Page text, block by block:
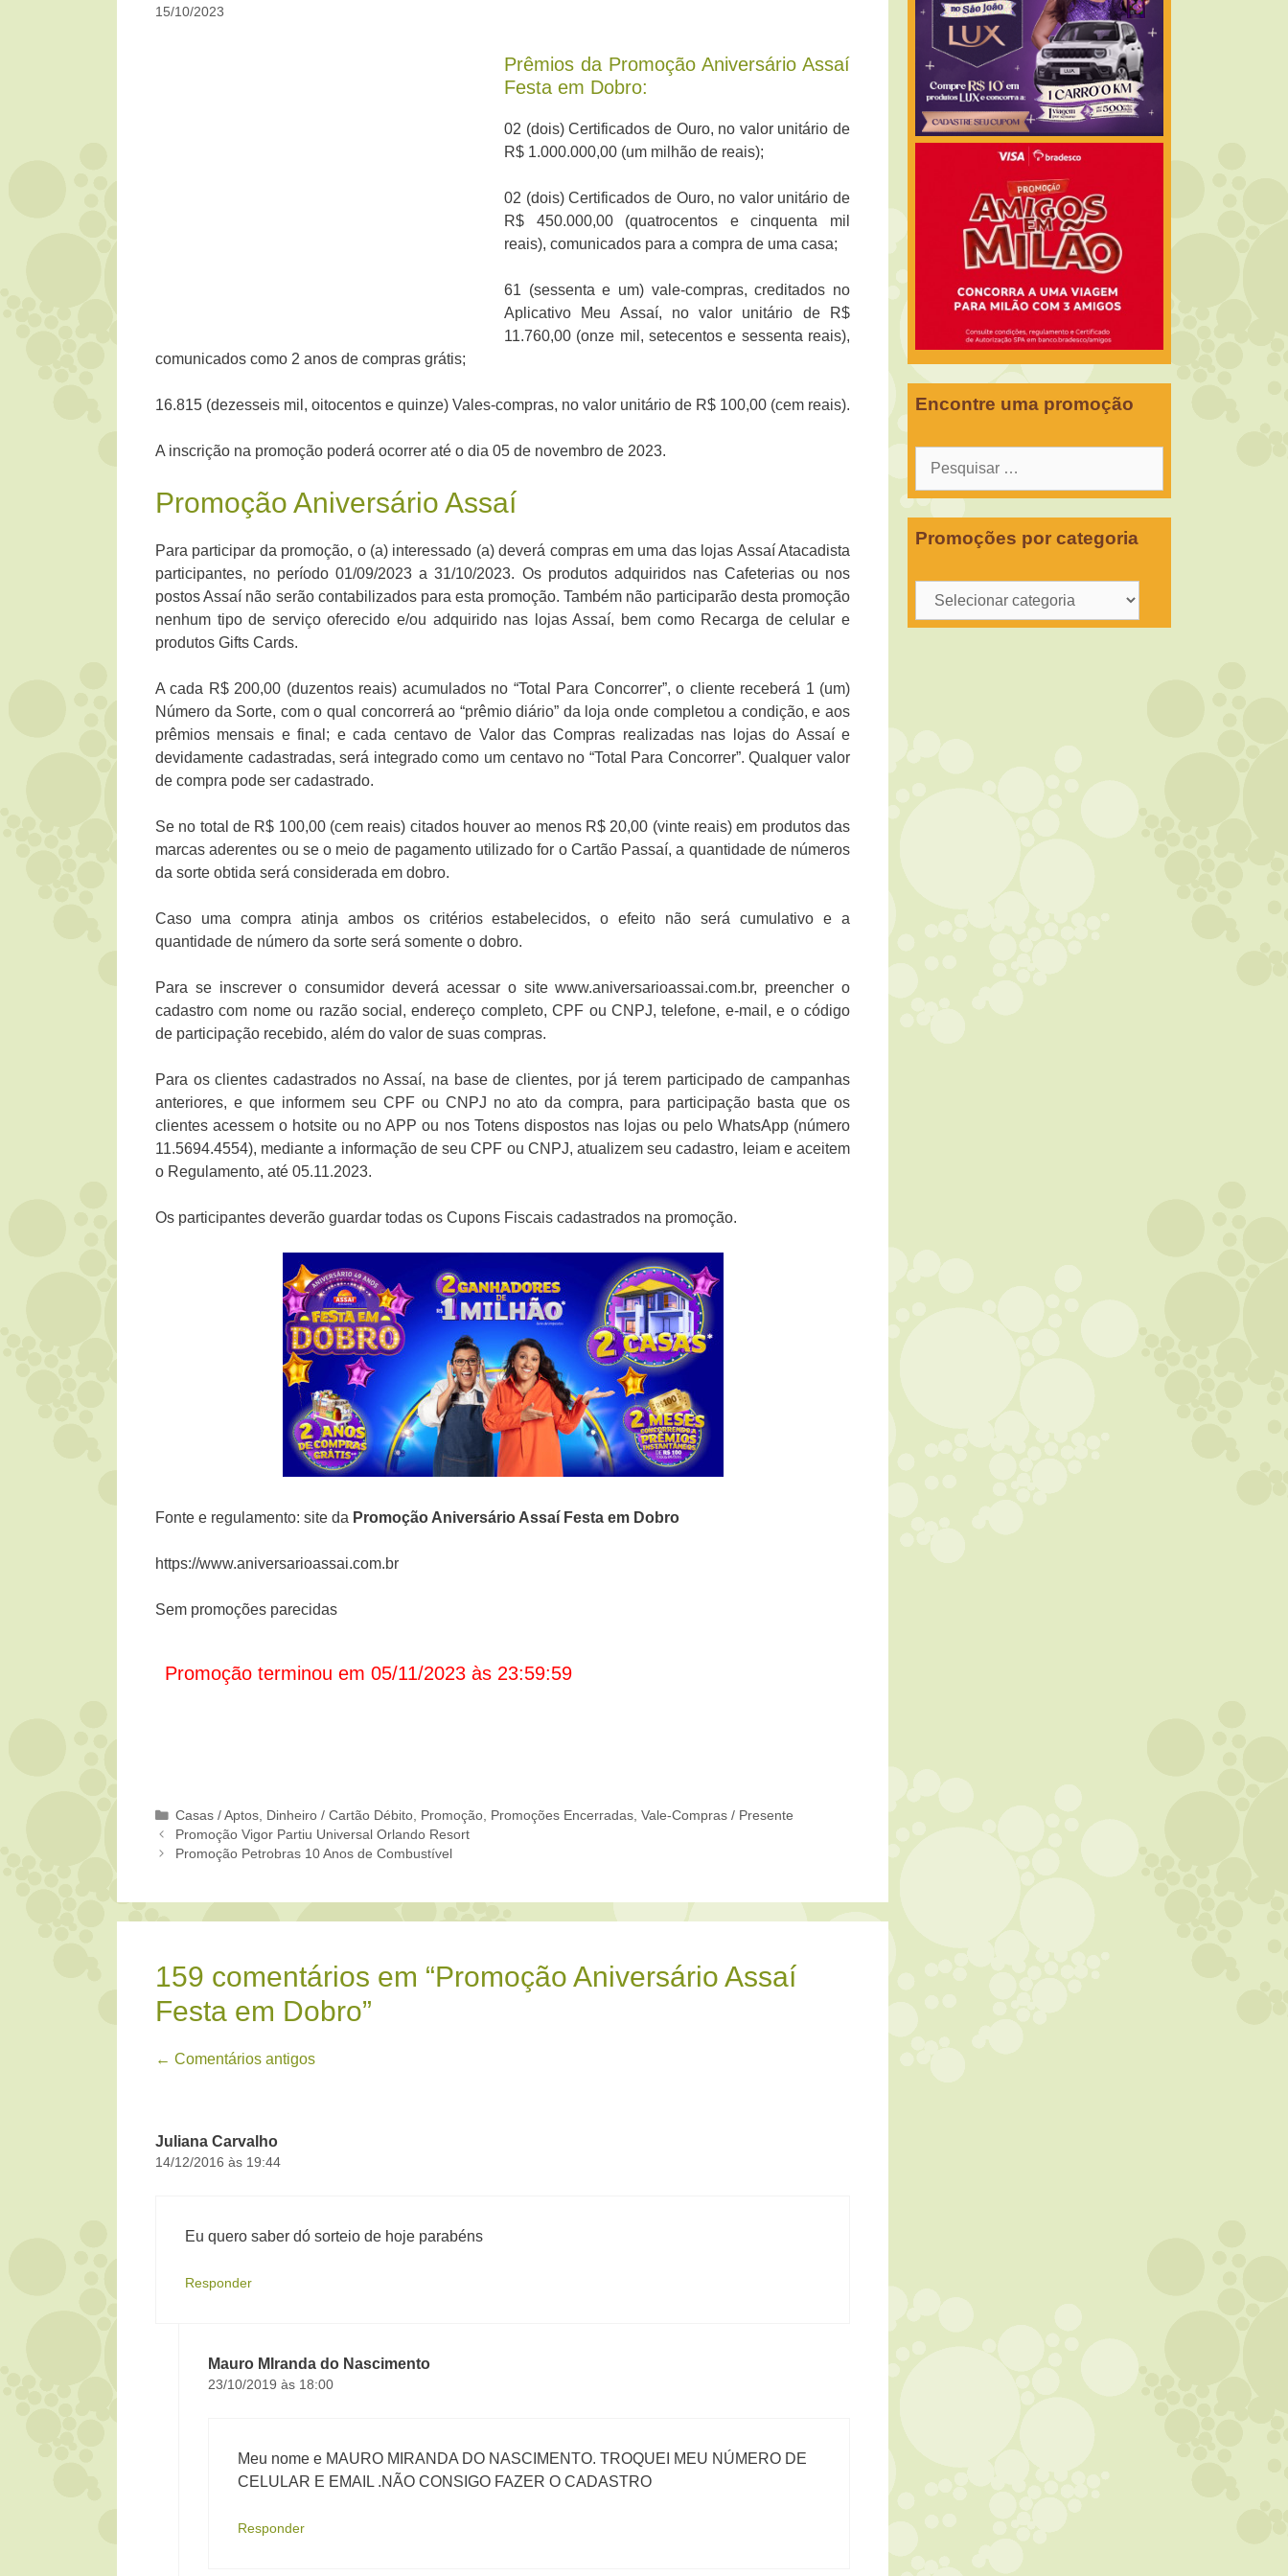
15/10/2023
Prêmios da Promoção Aniversário Assaí
Festa em Dobro:
02 (dois) Certificados de Ouro, no valor unitário de
R$ 1.000.000,00 (um milhão de reais);
02 (dois) Certificados de Ouro, no valor unitário de
R$ 450.000,00 (quatrocentos e cinquenta mil
reais), comunicados para a compra de uma casa;
61 (sessenta e um) vale-compras, creditados no
Aplicativo Meu Assaí, no valor unitário de R$
11.760,00 (onze mil, setecentos e sessenta reais),
comunicados como 2 anos de compras grátis;
16.815 (dezesseis mil, oitocentos e quinze) Vales-compras, no valor unitário de R$ 100,00 (cem reais).
A inscrição na promoção poderá ocorrer até o dia 05 de novembro de 2023.
Promoção Aniversário Assaí
Para participar da promoção, o (a) interessado (a) deverá compras em uma das lojas Assaí Atacadista
participantes, no período 01/09/2023 a 31/10/2023. Os produtos adquiridos nas Cafeterias ou nos
postos Assaí não serão contabilizados para esta promoção. Também não participarão desta promoção
nenhum tipo de serviço oferecido e/ou adquirido nas lojas Assaí, bem como Recarga de celular e
produtos Gifts Cards.
A cada R$ 200,00 (duzentos reais) acumulados no “Total Para Concorrer”, o cliente receberá 1 (um)
Número da Sorte, com o qual concorrerá ao “prêmio diário” da loja onde completou a condição, e aos
prêmios mensais e final; e cada centavo de Valor das Compras realizadas nas lojas do Assaí e
devidamente cadastradas, será integrado como um centavo no “Total Para Concorrer”. Qualquer valor
de compra pode ser cadastrado.
Se no total de R$ 100,00 (cem reais) citados houver ao menos R$ 20,00 (vinte reais) em produtos das
marcas aderentes ou se o meio de pagamento utilizado for o Cartão Passaí, a quantidade de números
da sorte obtida será considerada em dobro.
Caso uma compra atinja ambos os critérios estabelecidos, o efeito não será cumulativo e a
quantidade de número da sorte será somente o dobro.
Para se inscrever o consumidor deverá acessar o site www.aniversarioassai.com.br, preencher o
cadastro com nome ou razão social, endereço completo, CPF ou CNPJ, telefone, e-mail, e o código
de participação recebido, além do valor de suas compras.
Para os clientes cadastrados no Assaí, na base de clientes, por já terem participado de campanhas
anteriores, e que informem seu CPF ou CNPJ no ato da compra, para participação basta que os
clientes acessem o hotsite ou no APP ou nos Totens dispostos nas lojas ou pelo WhatsApp (número
11.5694.4554), mediante a informação de seu CPF ou CNPJ, atualizem seu cadastro, leiam e aceitem
o Regulamento, até 05.11.2023.
Os participantes deverão guardar todas os Cupons Fiscais cadastrados na promoção.
Fonte e regulamento: site da Promoção Aniversário Assaí Festa em Dobro
https://www.aniversarioassai.com.br
Sem promoções parecidas
Promoção terminou em 05/11/2023 às 23:59:59
Categorias
Casas / Aptos Dinheiro / Cartão Débito Promoção Promoções Encerradas ,Vale-Compras / Presente
Promoção Vigor Partiu Universal Orlando Resort
Promoção Petrobras 10 Anos de Combustível
159 comentários em “Promoção Aniversário Assaí
Festa em Dobro”
Navegação
comentário
← Comentários antigos
Juliana Carvalho
14/12/2016 às 19:44
Eu quero saber dó sorteio de hoje parabéns
Responder
Mauro MIranda do Nascimento
23/10/2019 às 18:00
Meu nome e MAURO MIRANDA DO NASCIMENTO. TROQUEI MEU NÚMERO DE
CELULAR E EMAIL .NÃO CONSIGO FAZER O CADASTRO
Responder
Encontre uma promoção
Pesquisar
Promoções por categoria
Promoções
por